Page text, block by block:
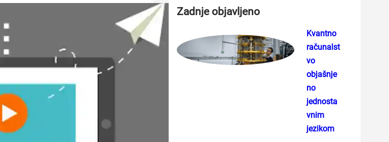
Zadnje objavljeno
Kvantno
računalst
vo
objašnje
no
jednosta
vnim
jezikom